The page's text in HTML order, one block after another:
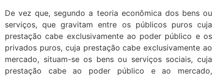
De vez que, segundo a teoria econômica dos bens ou
serviços, que gravitam entre os públicos puros cuja
prestação cabe exclusivamente ao poder público e os
privados puros, cuja prestação cabe exclusivamente ao
mercado, situam-se os bens ou serviços sociais, cuja
prestação cabe ao poder público e ao mercado,